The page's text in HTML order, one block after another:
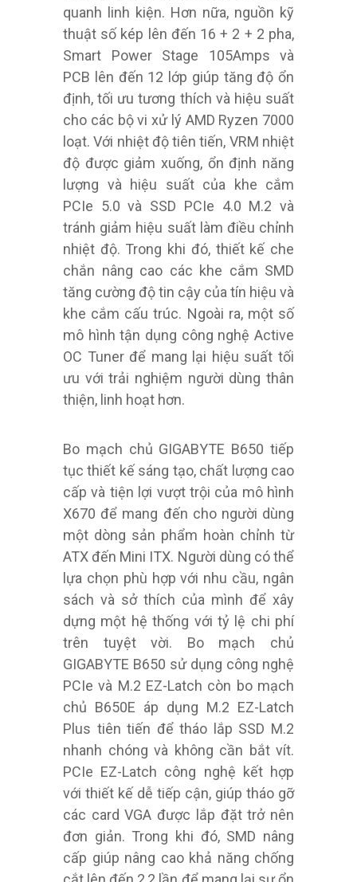
quanh linh kiện. Hơn nữa, nguồn kỹ
thuật số kép lên đến 16 + 2 + 2 pha,
Smart Power Stage 105Amps và
PCB lên đến 12 lớp giúp tăng độ ổn
định, tối ưu tương thích và hiệu suất
cho các bộ vi xử lý AMD Ryzen 7000
loạt. Với nhiệt độ tiên tiến, VRM nhiệt
độ được giảm xuống, ổn định năng
lượng và hiệu suất của khe cắm
PCIe 5.0 và SSD PCIe 4.0 M.2 và
tránh giảm hiệu suất làm điều chỉnh
nhiệt độ. Trong khi đó, thiết kế che
chắn nâng cao các khe cắm SMD
tăng cường độ tin cậy của tín hiệu và
khe cắm cấu trúc. Ngoài ra, một số
mô hình tận dụng công nghệ Active
OC Tuner để mang lại hiệu suất tối
ưu với trải nghiệm người dùng thân
thiện, linh hoạt hơn.
Bo mạch chủ GIGABYTE B650 tiếp
tục thiết kế sáng tạo, chất lượng cao
cấp và tiện lợi vượt trội của mô hình
X670 để mang đến cho người dùng
một dòng sản phẩm hoàn chỉnh từ
ATX đến Mini ITX. Người dùng có thể
lựa chọn phù hợp với nhu cầu, ngân
sách và sở thích của mình để xây
dựng một hệ thống với tỷ lệ chi phí
trên tuyệt vời. Bo mạch chủ
GIGABYTE B650 sử dụng công nghệ
PCIe và M.2 EZ-Latch còn bo mạch
chủ B650E áp dụng M.2 EZ-Latch
Plus tiên tiến để tháo lắp SSD M.2
nhanh chóng và không cần bắt vít.
PCIe EZ-Latch công nghệ kết hợp
với thiết kế dễ tiếp cận, giúp tháo gỡ
các card VGA được lắp đặt trở nên
đơn giản. Trong khi đó, SMD nâng
cấp giúp nâng cao khả năng chống